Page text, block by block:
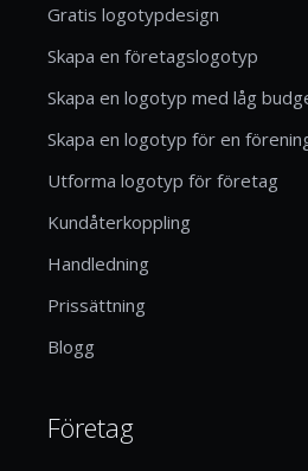
Gratis logotypdesign
Skapa en företagslogotyp
Skapa en logotyp med låg
Skapa en logotyp för en
Utforma logotyp för företag
Kundåterkoppling
Handledning
Prissättning
Blogg
Företag